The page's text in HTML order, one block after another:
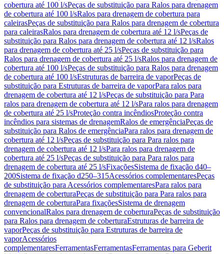
cobertura até 100 l/sPeças de substituição para Ralos para drenagem
de cobertura até 100 l/sRalos para drenagem de cobertura para
caleirasPeças de substituição para Ralos para drenagem de cobertura
para caleirasRalos para drenagem de cobertura até 12 l/sPeças de
substituição para Ralos para drenagem de cobertura até 12 l/sRalos
para drenagem de cobertura até 25 l/sPeças de substituição para
Ralos para drenagem de cobertura até 25 l/sRalos para drenagem de
cobertura até 100 l/sPeças de substituição para Ralos para drenagem
de cobertura até 100 l/sEstruturas de barreira de vaporPeças de
substituição para Estruturas de barreira de vaporPara ralos para
drenagem de cobertura até 12 l/sPeças de substituição para Para
ralos para drenagem de cobertura até 12 l/sPara ralos para drenagem
de cobertura até 25 l/sProteção contra incêndiosProteção contra
incêndios para sistemas de drenagemRalos de emergênciaPeças de
substituição para Ralos de emergênciaPara ralos para drenagem de
cobertura até 12 l/sPeças de substituição para Para ralos para
drenagem de cobertura até 12 l/sPara ralos para drenagem de
cobertura até 25 l/sPeças de substituição para Para ralos para
drenagem de cobertura até 25 l/sFixaçõesSistema de fixação d40–
200Sistema de fixação d250–315Acessórios complementaresPeças
de substituição para Acessórios complementaresPara ralos para
drenagem de coberturaPeças de substituição para Para ralos para
drenagem de coberturaPara fixaçõesSistema de drenagem
convencionalRalos para drenagem de coberturaPeças de substituição
para Ralos para drenagem de coberturaEstruturas de barreira de
vaporPeças de substituição para Estruturas de barreira de
vaporAcessórios
complementaresFerramentasFerramentasFerramentas para Geberit